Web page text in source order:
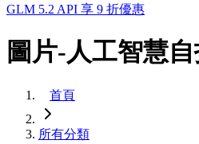
GLM 5.2 API 享 9 折優惠
圖片-人工智慧
首頁
所有分類